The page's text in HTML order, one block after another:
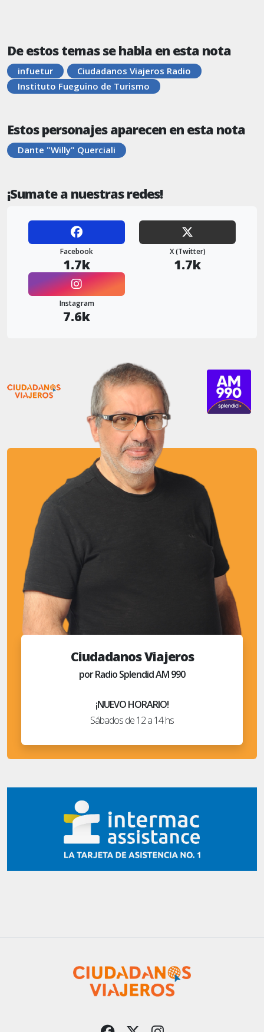
De estos temas se habla en esta nota
infuetur
Ciudadanos Viajeros Radio
Instituto Fueguino de Turismo
Estos personajes aparecen en esta nota
Dante "Willy" Querciali
¡Sumate a nuestras redes!
Facebook
1.7k
X (Twitter)
1.7k
Instagram
7.6k
Ciudadanos Viajeros
por Radio Splendid AM 990
¡NUEVO HORARIO!
Sábados de 12 a 14 hs